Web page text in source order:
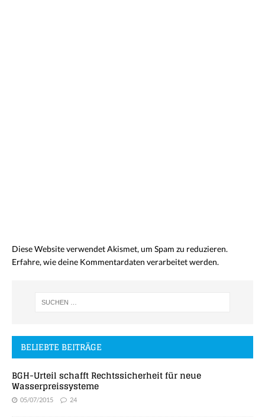
Diese Website verwendet Akismet, um Spam zu reduzieren.
Erfahre, wie deine Kommentardaten verarbeitet werden.
BELIEBTE BEITRÄGE
BGH-Urteil schafft Rechtssicherheit für neue
Wasserpreissysteme
05/07/2015 24